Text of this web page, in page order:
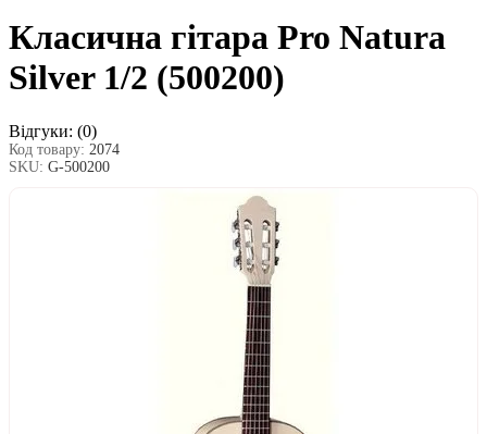
Класична гітара Pro Natura
Silver 1/2 (500200)
Відгуки: (0)
Код товару: 2074
SKU: G-500200